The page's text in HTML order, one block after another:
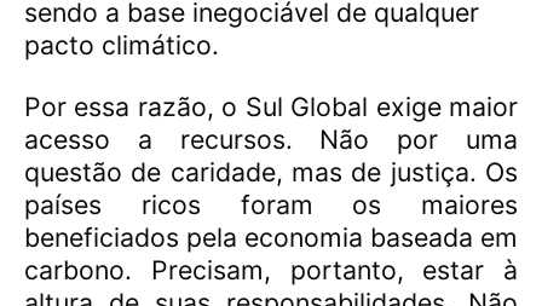
sendo a base inegociável de qualquer
pacto climático.
Por essa razão, o Sul Global exige maior
acesso a recursos. Não por uma
questão de caridade, mas de justiça. Os
países ricos foram os maiores
beneficiados pela economia baseada em
carbono. Precisam, portanto, estar à